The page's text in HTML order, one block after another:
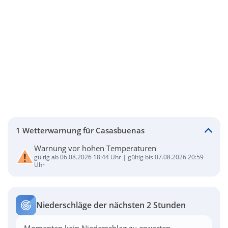
1 Wetterwarnung für Casasbuenas
Warnung vor hohen Temperaturen
gültig ab 06.08.2026 18:44 Uhr | gültig bis 07.08.2026 20:59
Uhr
Niederschläge der nächsten 2 Stunden